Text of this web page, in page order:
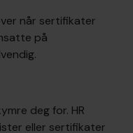
når sertifikater
på
deg for. HR
eller sertifikater